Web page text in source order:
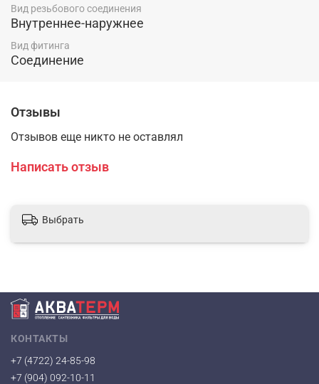
Вид резьбового соединения
Внутреннее-наружнее
Вид фитинга
Соединение
Отзывы
Отзывов еще никто не оставлял
Написать отзыв
Выбрать
КОНТАКТЫ
+7 (4722) 24-85-98
+7 (904) 092-10-11